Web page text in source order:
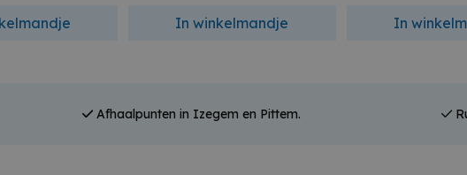
In winkelmandje In
Afhaalpunten in Izegem en Pittem.